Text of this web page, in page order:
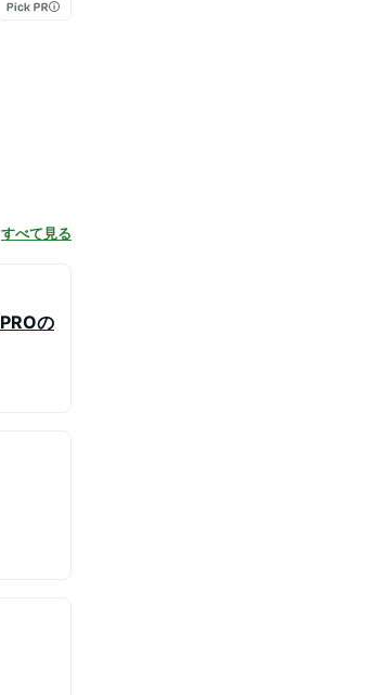
すべて見る
の